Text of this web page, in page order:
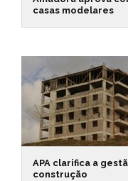
casas modelares
APA clarifica a
construção